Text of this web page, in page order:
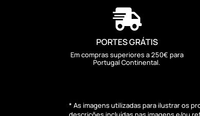

PORTES GRÁTIS
Em compras superiores a 250€ para
Portugal Continental.
* As imagens utilizadas para ilustrar os